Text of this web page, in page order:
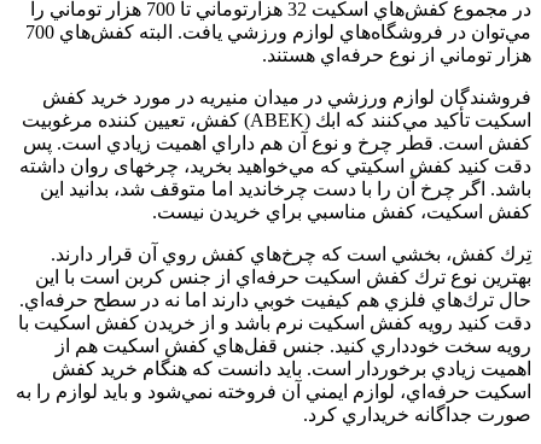
در مجموع كفش‌هاي اسكيت 32 هزارتوماني تا 700 هزار توماني را
مي‌توان در فروشگاه‌هاي لوازم ورزشي يافت. البته كفش‌هاي 700
هزار توماني از نوع حرفه‌اي هستند.
فروشندگان لوازم ورزشي در ميدان منيريه در مورد خريد كفش
اسكيت تأكيد مي‌كنند كه ابك (ABEK) كفش، تعيين كننده مرغوبيت
كفش است. قطر چرخ و نوع آن هم داراي اهميت زيادي است. پس
دقت كنيد كفش اسكيتي كه مي‌خواهيد بخريد، چرخهای روان داشته
باشد. اگر چرخ آن را با دست چرخانديد اما متوقف شد، بدانيد اين
كفش اسكيت، كفش مناسبي براي خريدن نيست.
تِرك كفش، بخشي است كه چرخ‌هاي كفش روي آن قرار دارند.
بهترين نوع ترك كفش اسكيت حرفه‌اي از جنس كربن است با اين
حال ترك‌هاي فلزي هم كيفيت خوبي دارند اما نه در سطح حرفه‌اي.
دقت كنيد رويه كفش اسكيت نرم باشد و از خريدن كفش اسكيت با
رويه سخت خودداري كنيد. جنس قفل‌هاي كفش اسكيت هم از
اهميت زيادي برخوردار است. بايد دانست كه هنگام خريد كفش
اسكيت حرفه‌اي، لوازم ايمني آن فروخته نمي‌شود و بايد لوازم را به
صورت جداگانه خريداري كرد.